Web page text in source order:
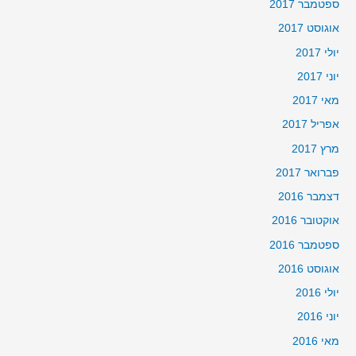
ספטמבר 2017
אוגוסט 2017
יולי 2017
יוני 2017
מאי 2017
אפריל 2017
מרץ 2017
פברואר 2017
דצמבר 2016
אוקטובר 2016
ספטמבר 2016
אוגוסט 2016
יולי 2016
יוני 2016
מאי 2016